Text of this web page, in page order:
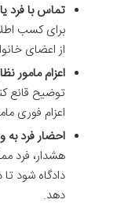
تماس با فرد
برای کسب
از اعضای
اعزام مامور
توضیح قانع
اعزام فوری
احضار فرد به
هشدار، فرد
دادگاه شود
دهد.